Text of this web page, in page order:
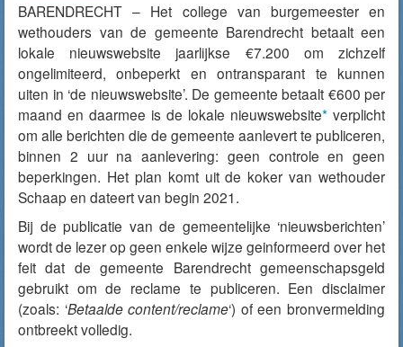
BARENDRECHT – Het college van burgemeester en
wethouders van de gemeente Barendrecht betaalt een
lokale nieuwswebsite jaarlijkse €7.200 om zichzelf
ongelimiteerd, onbeperkt en ontransparant te kunnen
uiten in ‘de nieuwswebsite’. De gemeente betaalt €600 per
maand en daarmee is de lokale nieuwswebsite* verplicht
om alle berichten die de gemeente aanlevert te publiceren,
binnen 2 uur na aanlevering: geen controle en geen
beperkingen. Het plan komt uit de koker van wethouder
Schaap en dateert van begin 2021.
Bij de publicatie van de gemeentelijke ‘nieuwsberichten’
wordt de lezer op geen enkele wijze geinformeerd over het
feit dat de gemeente Barendrecht gemeenschapsgeld
gebruikt om de reclame te publiceren. Een disclaimer
(zoals: ‘Betaalde content/reclame‘) of een bronvermelding
ontbreekt volledig.